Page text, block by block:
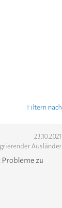
Filtern nach
23.10.2021
Ausländer
zu